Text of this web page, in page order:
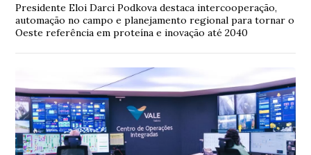
Presidente Eloi Darci Podkova destaca intercooperação,
automação no campo e planejamento regional para tornar o
Oeste referência em proteína e inovação até 2040